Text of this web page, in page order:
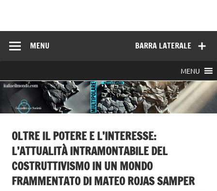
BARRA LATERALE
MENU
MENU
OLTRE IL POTERE E L’INTERESSE:
L’ATTUALITÀ INTRAMONTABILE DEL
COSTRUTTIVISMO IN UN MONDO
FRAMMENTATO DI MATEO ROJAS SAMPER